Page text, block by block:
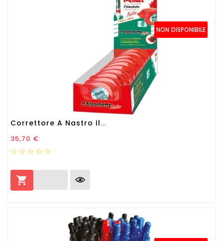
NON DISPONIBILE
Correttore A Nastro Il...
Prezzo
35,70 €
